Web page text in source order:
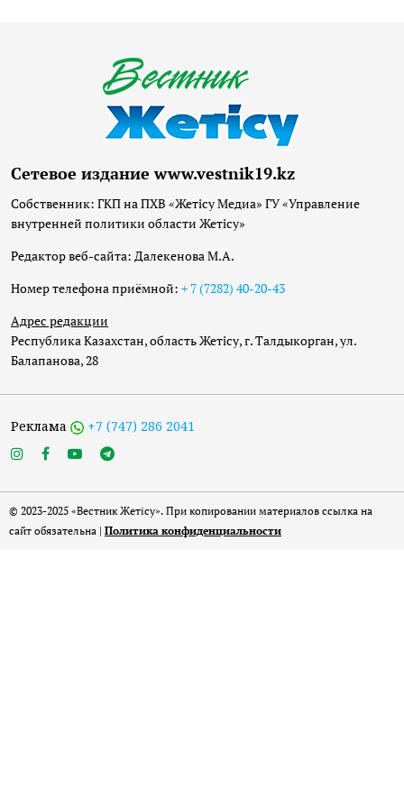
Сетевое издание www.vestnik19.kz
Собственник: ГКП на ПХВ «Жетісу Медиа» ГУ «Управление
внутренней политики области Жетісу»
Редактор веб-сайта: Далекенова М.А.
Номер телефона приёмной: + 7 (7282) 40-20-43
Адрес редакции
Республика Казахстан, область Жетісу, г. Талдыкорган, ул.
Балапанова, 28
Реклама +7 (747) 286 2041
© 2023-2025 «Вестник Жетісу». При копировании материалов ссылка на
сайт обязательна | Политика конфиденциальности